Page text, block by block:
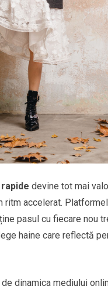
devine tot mai
ritm accelerat.
pasul cu fiecare nou
haine care reflectă
dinamica mediului